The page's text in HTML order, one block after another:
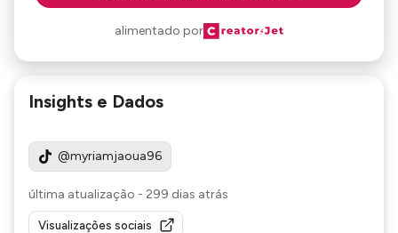
alimentado por
Insights e Dados
@myriamjaoua96
última atualização - 299 dias atrás
Visualizações sociais